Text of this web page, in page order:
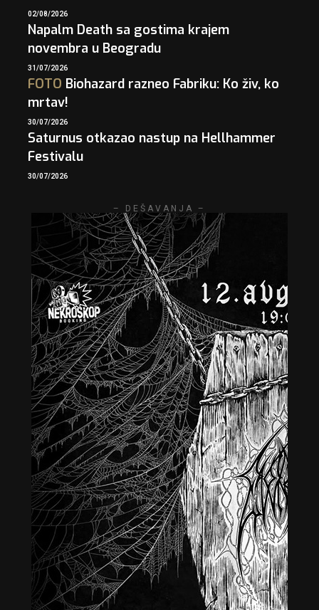
02/08/2026
Napalm Death sa gostima krajem
novembra u Beogradu
31/07/2026
FOTO Biohazard razneo Fabriku: Ko živ, ko
mrtav!
30/07/2026
Saturnus otkazao nastup na Hellhammer
Festivalu
30/07/2026
– DEŠAVANJA –